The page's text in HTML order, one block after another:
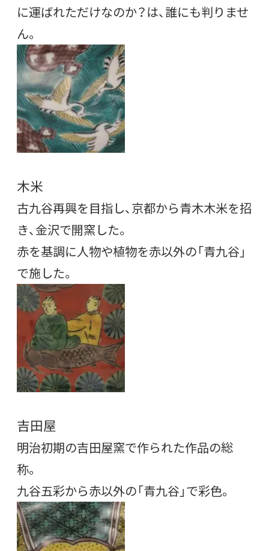
に運ばれただけなのか？は、誰にも判りませ
ん。
木米
古九谷再興を目指し、京都から青木木米を招
き、金沢で開窯した。
赤を基調に人物や植物を赤以外の「青九谷」
で施した。
吉田屋
明治初期の吉田屋窯で作られた作品の総
称。
九谷五彩から赤以外の「青九谷」で彩色。